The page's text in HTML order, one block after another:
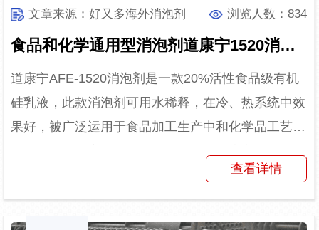
文章来源：好又多海外消泡剂 浏览人数：834
食品和化学通用型消泡剂道康宁1520消泡剂
道康宁AFE-1520消泡剂是一款20%活性食品级有机
硅乳液，此款消泡剂可用水稀释，在冷、热系统中效
果好，被广泛运用于食品加工生产中和化学品工艺的
查看详情